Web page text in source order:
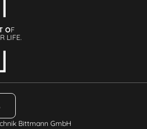
OF
LIFE.
Bittmann GmbH